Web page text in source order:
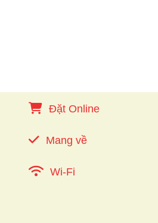
Đặt Online
Mang về
Wi-Fi